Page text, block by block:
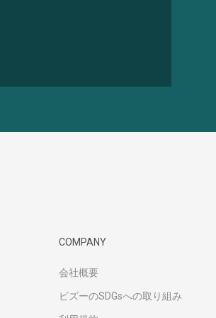
COMPANY
会社概要
ビズーのSDGsへの取り組み